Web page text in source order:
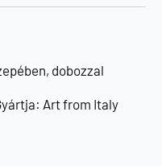
dobozzal
Art from Italy